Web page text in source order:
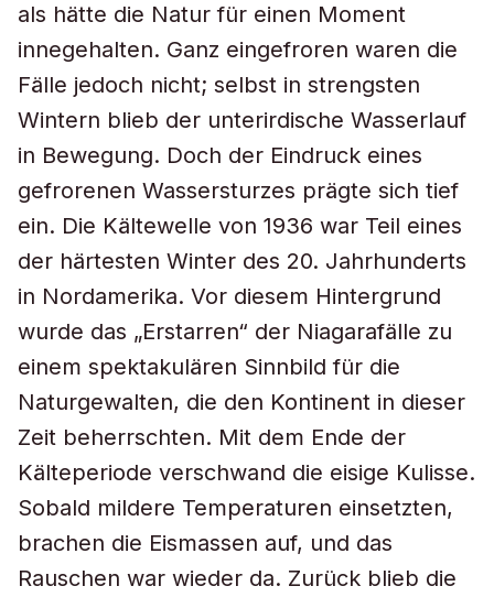
als hätte die Natur für einen Moment
innegehalten. Ganz eingefroren waren die
Fälle jedoch nicht; selbst in strengsten
Wintern blieb der unterirdische Wasserlauf
in Bewegung. Doch der Eindruck eines
gefrorenen Wassersturzes prägte sich tief
ein. Die Kältewelle von 1936 war Teil eines
der härtesten Winter des 20. Jahrhunderts
in Nordamerika. Vor diesem Hintergrund
wurde das „Erstarren“ der Niagarafälle zu
einem spektakulären Sinnbild für die
Naturgewalten, die den Kontinent in dieser
Zeit beherrschten. Mit dem Ende der
Kälteperiode verschwand die eisige Kulisse.
Sobald mildere Temperaturen einsetzten,
brachen die Eismassen auf, und das
Rauschen war wieder da. Zurück blieb die